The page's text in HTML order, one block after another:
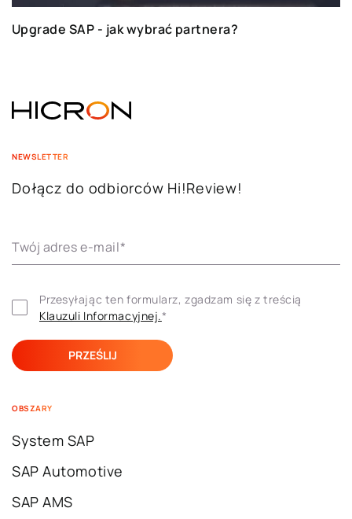
Upgrade SAP - jak wybrać partnera?
NEWSLETTER
Dołącz do odbiorców Hi!Review!
Twój adres e-mail*
Klauzuli ​​Informacyjnej.*
OBSZARY
System SAP
SAP Automotive
SAP AMS